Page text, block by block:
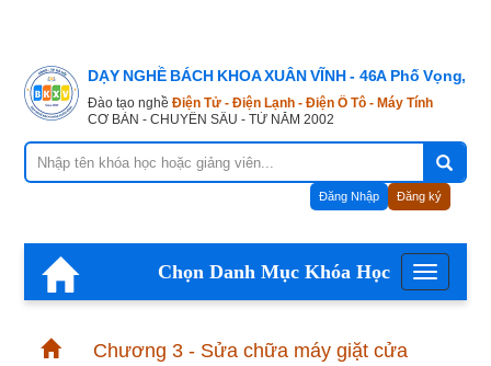
DẠY NGHỀ BÁCH KHOA XUÂN VĨNH - 46A Phố Vọng,
Đào tạo nghề Điện Tử - Điện Lạnh - Điện Ô Tô - Máy Tính
CƠ BẢN - CHUYÊN SÂU - TỪ NĂM 2002
Đăng Nhập Đăng ký
Menu
Chọn Danh Mục Khóa Học
Chương 3 - Sửa chữa máy giặt cửa